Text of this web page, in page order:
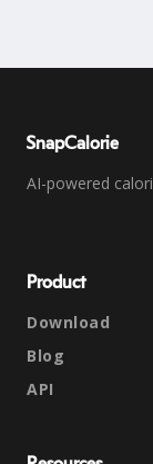
SnapCalorie
AI-powered
Product
Download
Blog
API